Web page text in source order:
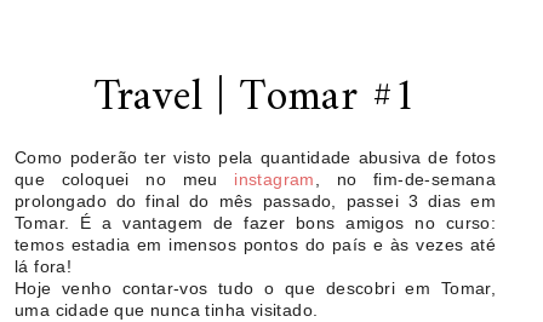
Travel | Tomar #1
Como poderão ter visto pela quantidade abusiva de fotos
que coloquei no meu instagram, no fim-de-semana
prolongado do final do mês passado, passei 3 dias em
Tomar. É a vantagem de fazer bons amigos no curso:
temos estadia em imensos pontos do país e às vezes até
lá fora!
Hoje venho contar-vos tudo o que descobri em Tomar,
uma cidade que nunca tinha visitado.